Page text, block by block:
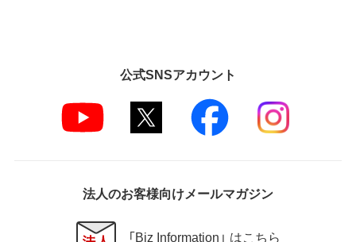
公式SNSアカウント
法人のお客様向けメールマガジン
「Biz Information」 はこちら